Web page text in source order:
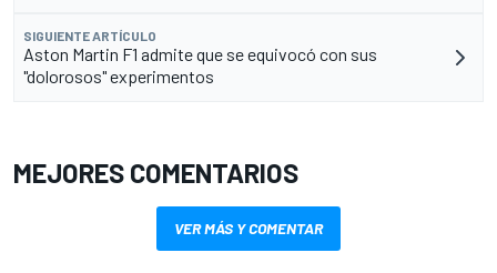
SIGUIENTE ARTÍCULO
Aston Martin F1 admite que se equivocó con sus
"dolorosos" experimentos
MEJORES COMENTARIOS
VER MÁS Y COMENTAR